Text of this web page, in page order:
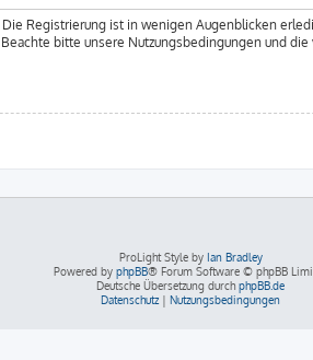
Registrierung ist in wenigen Augenblicken
bitte unsere Nutzungsbedingungen und
ProLight Style by Ian Bradley
Powered by phpBB® Forum Software © phpBB
Deutsche Übersetzung durch phpBB.de
Datenschutz | Nutzungsbedingungen